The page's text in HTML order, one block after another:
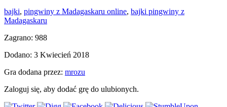
bajki, pingwiny z Madagaskaru online, bajki pingwiny z
Madagaskaru
Zagrano: 988
Dodano: 3 Kwiecień 2018
Gra dodana przez: mrozu
Zaloguj się, aby dodać grę do ulubionych.